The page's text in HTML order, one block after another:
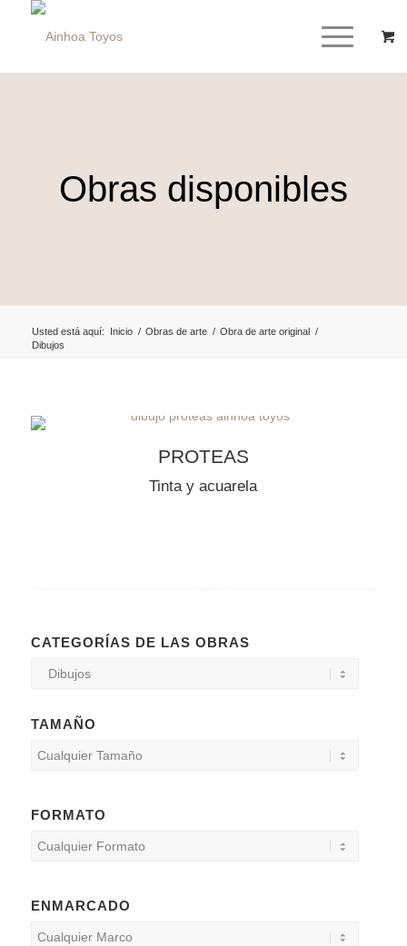
Obras disponibles
Usted está aquí: Inicio / Obras de arte / Obra de arte original /
Dibujos
PROTEAS
Tinta y acuarela
CATEGORÍAS DE LAS OBRAS
TAMAÑO
FORMATO
ENMARCADO